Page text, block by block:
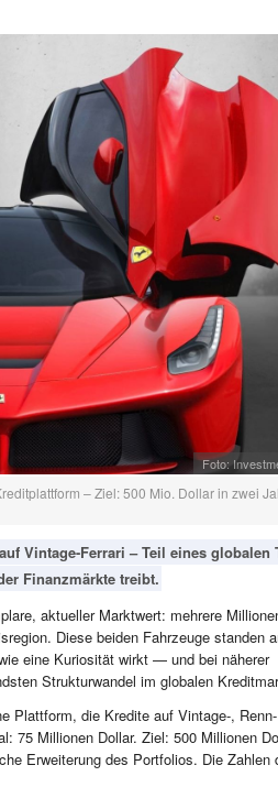
Foto:
– Ziel: 500 Mio. Dollar in zwei
Vintage-Ferrari – Teil eines globalen
Finanzmärkte treibt.
aktueller Marktwert: mehrere
Diese beiden Fahrzeuge standen
eine Kuriosität wirkt — und bei näherer
Strukturwandel im globalen
Plattform, die Kredite auf Vintage-,
75 Millionen Dollar. Ziel: 500 Millionen
Erweiterung des Portfolios. Die Zahlen